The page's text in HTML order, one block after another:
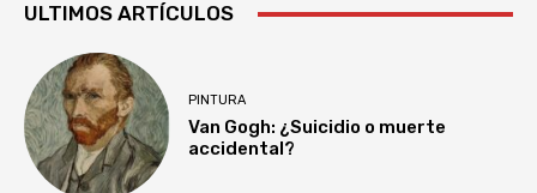
ULTIMOS ARTÍCULOS
PINTURA
Van Gogh: ¿Suicidio o muerte
accidental?